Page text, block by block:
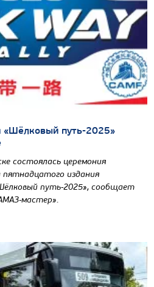
«Шёлковый путь-2025»
состоялась церемония
издания
путь-2025», сообщает
мастер».